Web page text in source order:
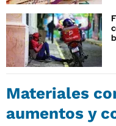
Materiales
aumentos y